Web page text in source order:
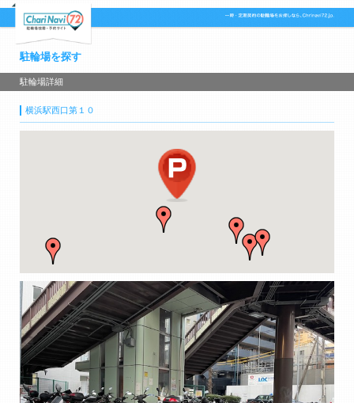
駐輪場を探す
駐輪場詳細
横浜駅西口第１０